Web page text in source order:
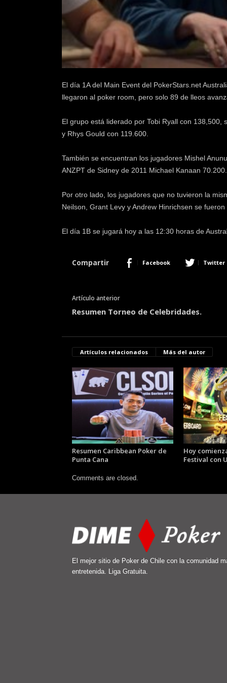
k
c
l
El día 1A del Main Event del PokerStars.net
llegaron al poker room, pero solo 89 de lleos
El grupo está liderado por Tobi Ryall con
y Rhys Gould con 119.600.
También se encuentran los jugadores Mishel
ANZPT de Sidney de 2011 Michael Kanaan 70.200.
Por otro lado, los jugadores que no tuvieron la
Neilson, Grant Levy y Andrew Hinrichsen se
El día 1B se jugará hoy a las 12:30 horas de
Compartir Facebook Twitter
Artículo anterior
Resumen Torneo de Celebridades.
Artículos relacionados Más del autor
Resumen Caribbean Poker de
Punta Cana
Hoy
Festival con
Comments are closed.
El mejor sitio de Poker de Chile con la comunidad
entretenida. Liga Gratuita.